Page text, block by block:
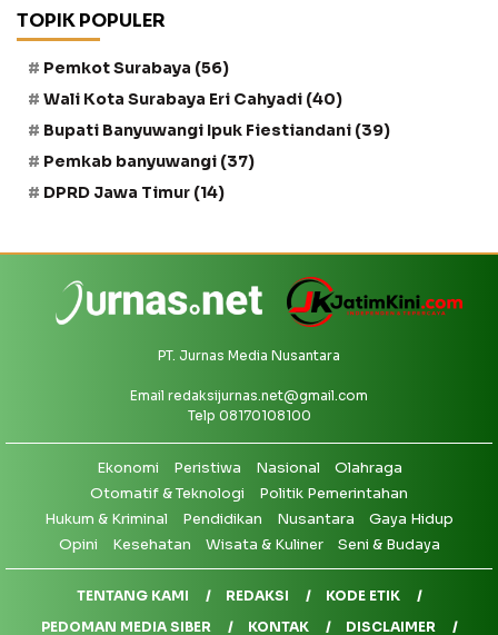
TOPIK POPULER
Pemkot Surabaya (56)
Wali Kota Surabaya Eri Cahyadi (40)
Bupati Banyuwangi Ipuk Fiestiandani (39)
Pemkab banyuwangi (37)
DPRD Jawa Timur (14)
PT. Jurnas Media Nusantara
Email redaksijurnas.net@gmail.com
Telp 08170108100
Ekonomi Peristiwa Nasional
Olahraga
Otomatif & Teknologi
Politik Pemerintahan
Hukum & Kriminal
Pendidikan Nusantara
Gaya Hidup
Opini
Kesehatan Wisata & Kuliner Seni & Budaya
TENTANG KAMI REDAKSI
KODE ETIK
PEDOMAN MEDIA SIBER
KONTAK DISCLAIMER